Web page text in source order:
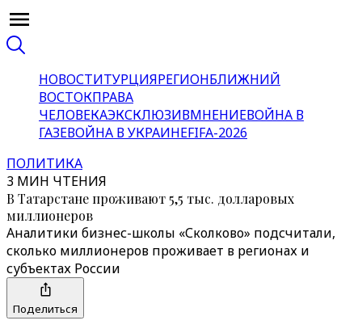
НОВОСТИТУРЦИЯРЕГИОНБЛИЖНИЙ
ВОСТОКПРАВА
ЧЕЛОВЕКАЭКСКЛЮЗИВМНЕНИЕВОЙНА В
ГАЗЕВОЙНА В УКРАИНЕFIFA-2026
ПОЛИТИКА
3 МИН ЧТЕНИЯ
В Татарстане проживают 5,5 тыс. долларовых
миллионеров
Аналитики бизнес-школы «Сколково» подсчитали,
сколько миллионеров проживает в регионах и
субъектах России
Поделиться